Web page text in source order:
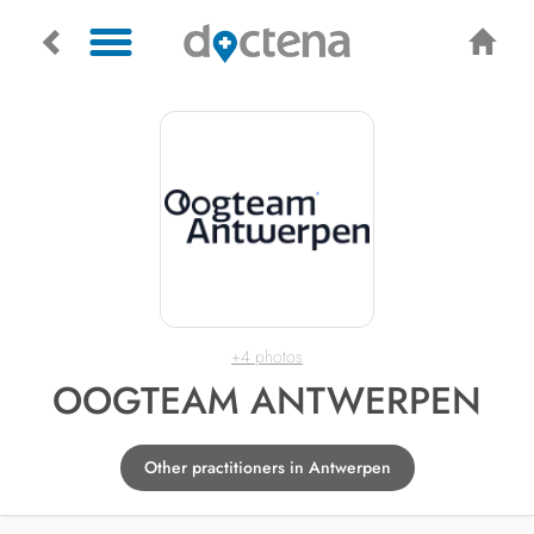
+4 photos
OOGTEAM ANTWERPEN
Other practitioners in Antwerpen